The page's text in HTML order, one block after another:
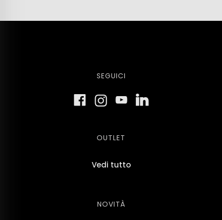
SEGUICI
OUTLET
Vedi tutto
NOVITÀ